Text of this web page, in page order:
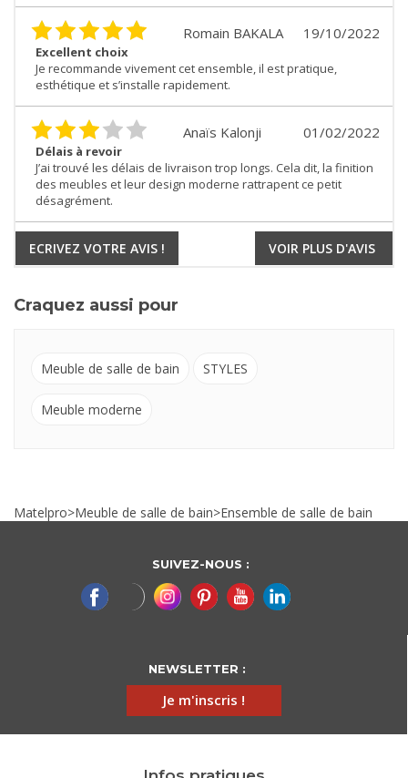
19/10/2022
Romain BAKALA
Excellent choix
Je recommande vivement cet ensemble, il est pratique,
esthétique et s’installe rapidement.
01/02/2022
Anaïs Kalonji
Délais à revoir
J’ai trouvé les délais de livraison trop longs. Cela dit, la finition
des meubles et leur design moderne rattrapent ce petit
désagrément.
ECRIVEZ VOTRE AVIS ! VOIR PLUS D'AVIS
Craquez aussi pour
Meuble de salle de bain STYLES
Meuble moderne
Matelpro>Meuble de salle de bain>Ensemble de salle de bain
SUIVEZ-NOUS :
NEWSLETTER :
Je m'inscris !